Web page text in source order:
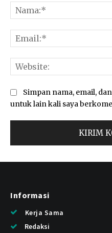
Simpan nama, email,
untuk lain kali saya
Informasi
Kerja Sama
Redaksi